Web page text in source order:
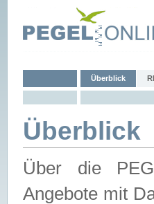
Überblick
Überblick
Über die
Angebote mit